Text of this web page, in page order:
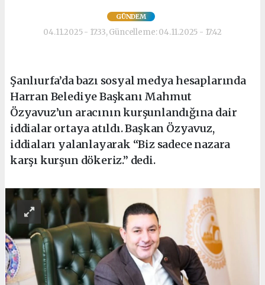
GÜNDEM
04.11.2025 - 17:33, Güncelleme: 04.11.2025 - 17:42
Şanlıurfa’da bazı sosyal medya hesaplarında
Harran Belediye Başkanı Mahmut
Özyavuz’un aracının kurşunlandığına dair
iddialar ortaya atıldı. Başkan Özyavuz,
iddiaları yalanlayarak “Biz sadece nazara
karşı kurşun dökeriz.” dedi.